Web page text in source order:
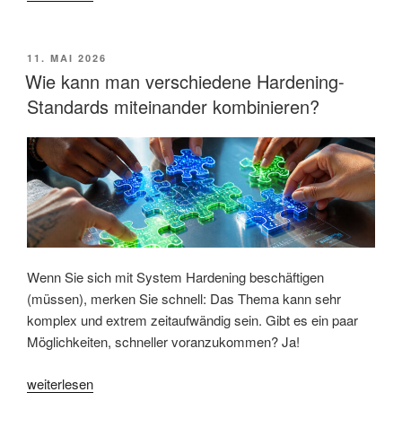
per
Knopfdruck
erstellen
–
wie
geht
das?“
VERÖFFENTLICHT
AM
11. MAI 2026
Wie kann man verschiedene Hardening-
Standards miteinander kombinieren?
Wenn Sie sich mit System Hardening beschäftigen
(müssen), merken Sie schnell: Das Thema kann sehr
komplex und extrem zeitaufwändig sein. Gibt es ein paar
Möglichkeiten, schneller voranzukommen? Ja!
„Wie
weiterlesen